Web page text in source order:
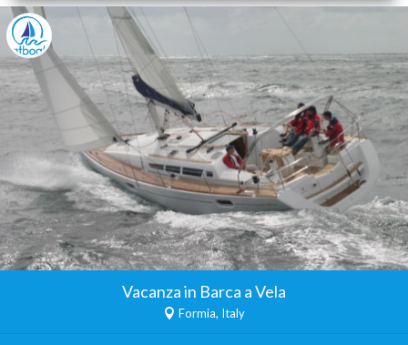
Vacanza in Barca a Vela
Formia, Italy